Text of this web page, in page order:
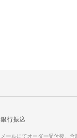
銀行振込
メールにてオーダー受付後、